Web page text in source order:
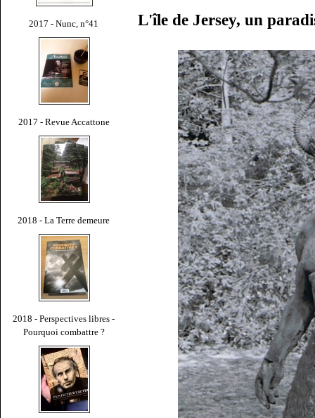
2017 - Nunc, n°41
2017 - Revue Accattone
2018 - La Terre demeure
2018 - Perspectives libres -
Pourquoi combattre ?
L'île de Jersey, un